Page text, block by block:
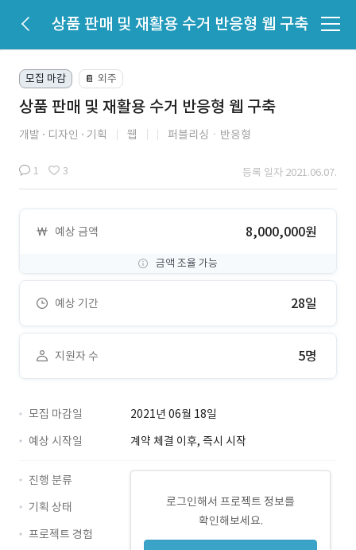
상품 판매 및 재활용 수거 반응형 웹 구축
모집 마감 📔 외주
상품 판매 및 재활용 수거 반응형 웹 구축
개발 디자인 기획 웹 퍼블리싱ㆍ반응형
1 3 등록 일자 2021.06.07.
예상 금액 8,000,000원
금액 조율 가능
예상 기간 28일
지원자 수 5명
모집 마감일
2021년 06월 18일
예상 시작일
계약 체결 이후, 즉시 시작
로그인해서 프로젝트 정보를
확인해보세요.
진행 분류
기획 상태
프로젝트 경험